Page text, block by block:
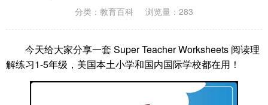
分类： 教育百科 浏览量：283
今天给大家分享一套 Super Teacher Worksheets 阅读理
解练习1-5年级，美国本土小学和国内国际学校都在用！